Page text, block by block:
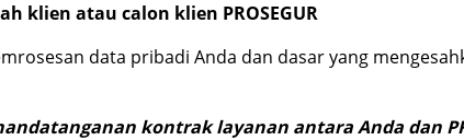
klien atau calon klien PROSEGUR
data pribadi Anda dan dasar yang
kontrak layanan antara Anda dan